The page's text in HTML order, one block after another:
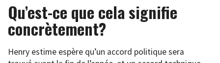
Qu’est-ce que cela signifie
concrètement?
Henry estime espère qu’un accord politique sera